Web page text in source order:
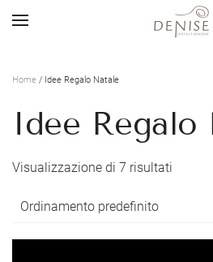
Home / Idee Regalo Natale
Idee Regalo
Visualizzazione di 7 risultati